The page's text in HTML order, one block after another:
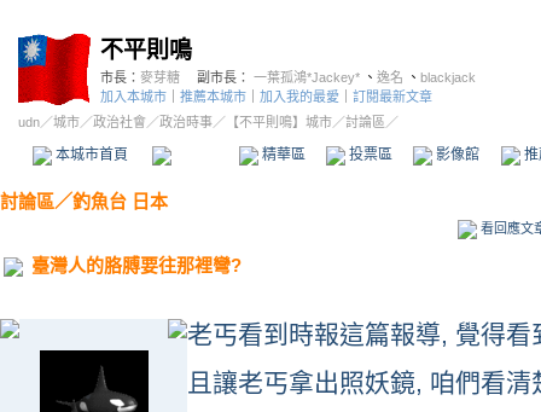
不平則鳴
市長： 麥芽糖 副市長： 一葉孤鴻*Jackey* 、 逸名 、 blackjack
加入本城市
推薦本城市 加入我的最愛
訂閱最新文章
udn／城市／政治社會 ／政治時事／ 【不平則鳴】城市／討論區／
本城市首頁 精華區 投票區 影像館
討論區／釣魚台 日本
看回應文
臺灣人的胳膊要往那裡彎?
老丐看到時報這篇報導, 覺得看
且讓老丐拿出照妖鏡, 咱們看